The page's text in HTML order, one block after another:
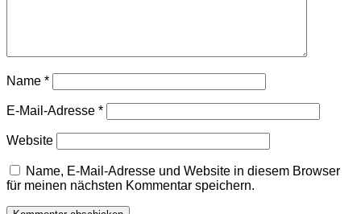
Name *
E-Mail-Adresse *
Website
Name, E-Mail-Adresse und Website in diesem Browser
für meinen nächsten Kommentar speichern.